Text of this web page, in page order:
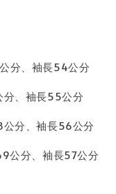
分、袖長54公分
分、袖長55公分
分、袖長56公分
公分、袖長57公分